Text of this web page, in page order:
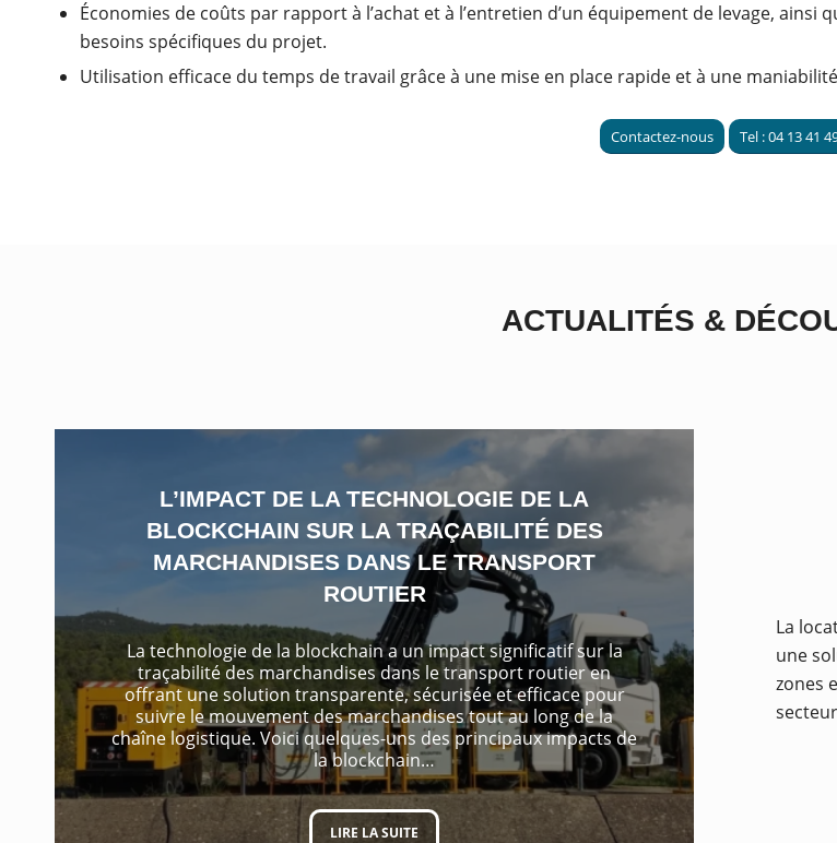
Économies de coûts par rapport à l’achat et à l’entretien d’un équipement de levage,
besoins spécifiques du projet.
Utilisation efficace du temps de travail grâce à une mise en place rapide et à une
Contactez-nous Tel : 04 13 41
ACTUALITÉS &
L’IMPACT DE LA TECHNOLOGIE DE LA
BLOCKCHAIN SUR LA TRAÇABILITÉ DES
MARCHANDISES DANS LE TRANSPORT
ROUTIER
La technologie de la blockchain a un impact significatif sur la
traçabilité des marchandises dans le transport routier en
offrant une solution transparente, sécurisée et efficace pour
suivre le mouvement des marchandises tout au long de la
chaîne logistique. Voici quelques-uns des principaux impacts de
la blockchain…
LIRE LA SUITE
La
une
zones